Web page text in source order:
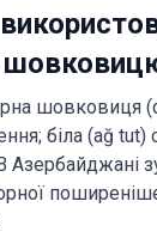
шовковиця
біла (ağ tut)